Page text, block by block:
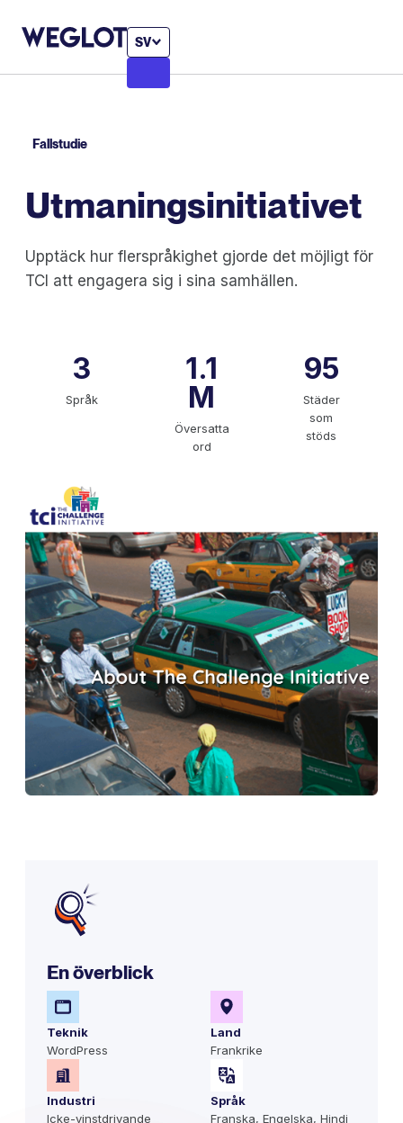
SV
Fallstudie
Utmaningsinitiativet
Upptäck hur flerspråkighet gjorde det möjligt för
TCI att engagera sig i sina samhällen.
3
Språk
1.1
M
Översatta
ord
95
Städer
som
stöds
En överblick
Teknik
WordPress
Land
Frankrike
Industri
Icke-vinstdrivande
Språk
Franska, Engelska, Hindi